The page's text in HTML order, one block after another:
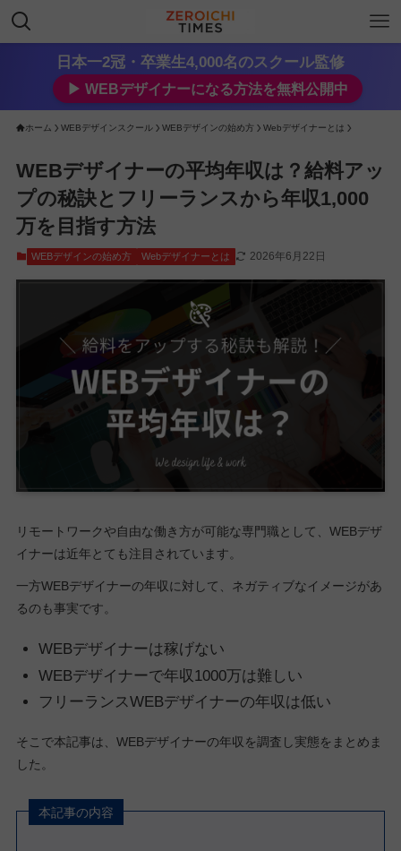
日本一2冠・卒業生4,000名のスクール監修
▶︎ WEBデザイナーになる方法を無料公開中
ホーム WEBデザインスクール WEBデザインの始め方 Webデザイナーとは
WEBデザイナーの平均年収は？給料アッ
プの秘訣とフリーランスから年収1,000
万を目指す方法
WEBデザインの始め方 Webデザイナーとは 2026年6月22日
リモートワークや自由な働き方が可能な専門職として、WEBデザ
イナーは近年とても注目されています。
一方WEBデザイナーの年収に対して、ネガティブなイメージがあ
るのも事実です。
WEBデザイナーは稼げない
WEBデザイナーで年収1000万は難しい
フリーランスWEBデザイナーの年収は低い
そこで本記事は、WEBデザイナーの年収を調査し実態をまとめま
した。
本記事の内容